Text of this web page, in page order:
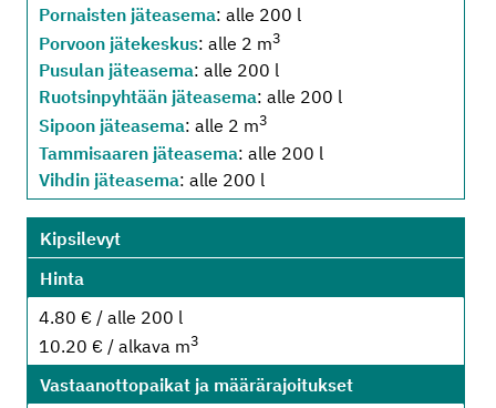
Pornaisten jäteasema: alle 200 l
Porvoon jätekeskus: alle 2 m3
Pusulan jäteasema: alle 200 l
Ruotsinpyhtään jäteasema: alle 200 l
Sipoon jäteasema: alle 2 m3
Tammisaaren jäteasema: alle 200 l
Vihdin jäteasema: alle 200 l
Kipsilevyt
Hinta
4.80 € / alle 200 l
10.20 € / alkava m3
Vastaanottopaikat ja määrärajoitukset